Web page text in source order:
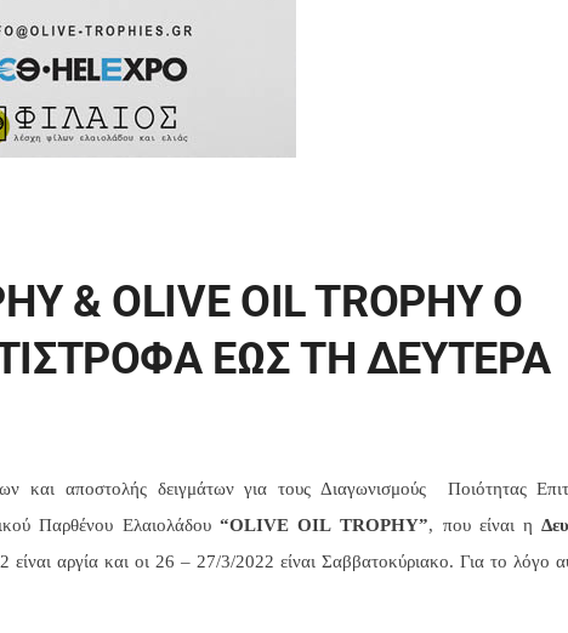
& OLIVE OIL TROPHY Ο
ΕΩΣ ΤΗ ΔΕΥΤΕΡΑ
και αποστολής δειγμάτων για τους Διαγωνισμούς Ποιότητας
Παρθένου Ελαιολάδου “OLIVE OIL TROPHY”, που είναι η
αργία και οι 26 – 27/3/2022 είναι Σαββατοκύριακο. Για το λόγο